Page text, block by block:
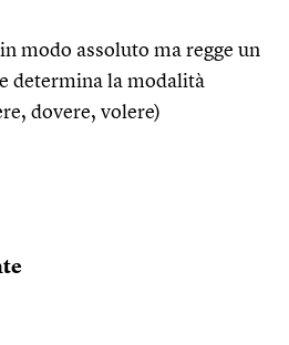
modo assoluto ma regge un
determina la modalità
dovere, volere)